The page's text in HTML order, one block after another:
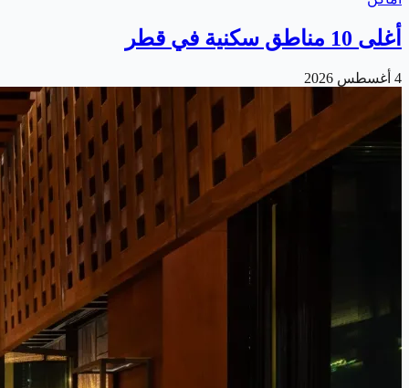
أغلى 10 مناطق سكنية في قطر
4 أغسطس 2026